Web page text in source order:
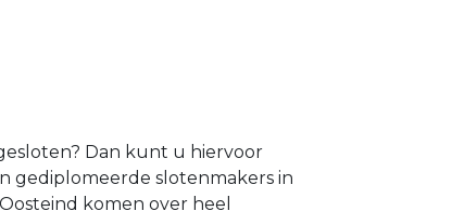
Dan kunt u hiervoor
gediplomeerde slotenmakers in
komen over heel